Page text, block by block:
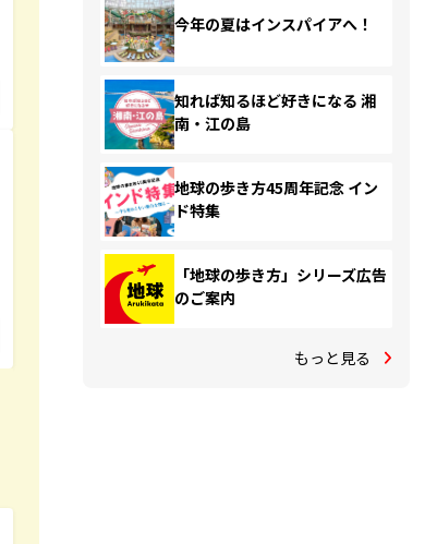
今年の夏はインスパイアへ！
知れば知るほど好きになる 湘
南・江の島
地球の歩き方45周年記念 イン
ド特集
「地球の歩き方」シリーズ広告
のご案内
もっと見る